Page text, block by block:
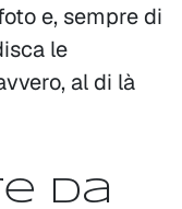
e, sempre di
le
al di là
da